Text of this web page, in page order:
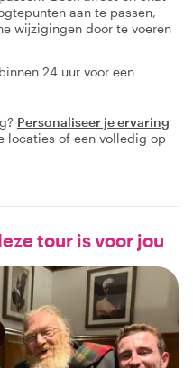
aan te passen,
wijzigingen door te voeren
24 uur voor een
Personaliseer je ervaring
locaties of een volledig op
tour is voor jou